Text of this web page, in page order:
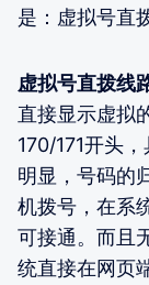
是：虚拟号直
虚拟号直拨线
直接显示虚拟
170/171开头
明显，号码的
机拨号，在系
可接通。而且
统直接在网页